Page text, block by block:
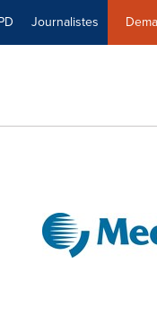
Journalistes